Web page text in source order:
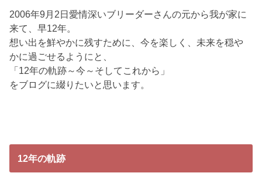
2006年9月2日愛情深いブリーダーさんの元から我が家に
来て、早12年。
想い出を鮮やかに残すために、今を楽しく、未来を穏や
かに過ごせるようにと、
「12年の軌跡～今～そしてこれから」
をブログに綴りたいと思います。
12年の軌跡